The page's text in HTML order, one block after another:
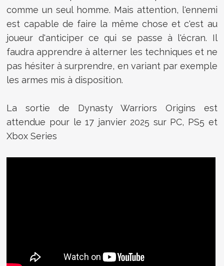
comme un seul homme. Mais attention, l'ennemi
est capable de faire la même chose et c'est au
joueur d'anticiper ce qui se passe à l'écran. Il
faudra apprendre à alterner les techniques et ne
pas hésiter à surprendre, en variant par exemple
les armes mis à disposition.
La sortie de Dynasty Warriors Origins est
attendue pour le 17 janvier 2025 sur PC, PS5 et
Xbox Series